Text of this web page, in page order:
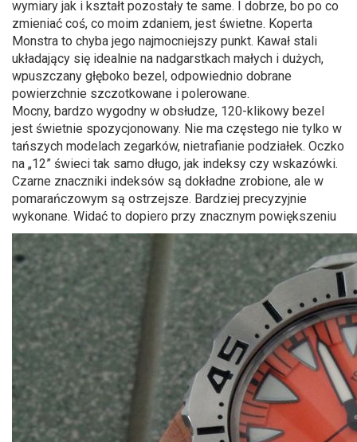
wymiary jak i kształt pozostały te same. I dobrze, bo po co
zmieniać coś, co moim zdaniem, jest świetne. Koperta
Monstra to chyba jego najmocniejszy punkt. Kawał stali
układający się idealnie na nadgarstkach małych i dużych,
wpuszczany głęboko bezel, odpowiednio dobrane
powierzchnie szczotkowane i polerowane.
Mocny, bardzo wygodny w obsłudze, 120-klikowy bezel
jest świetnie spozycjonowany. Nie ma częstego nie tylko w
tańszych modelach zegarków, nietrafianie podziałek. Oczko
na „12” świeci tak samo długo, jak indeksy czy wskazówki.
Czarne znaczniki indeksów są dokładne zrobione, ale w
pomarańczowym są ostrzejsze. Bardziej precyzyjnie
wykonane. Widać to dopiero przy znacznym powiększeniu